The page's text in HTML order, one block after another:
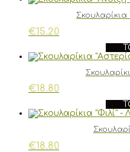
Σκουλαρίκια
€15.20
€18.80
€18.80